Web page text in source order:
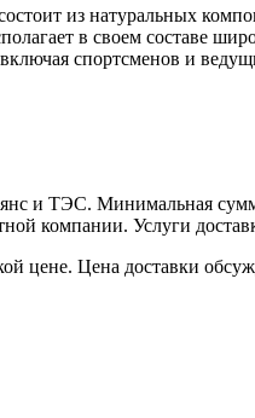
из натуральных
в своем составе
спортсменов и
и ТЭС. Минимальная сумма
компании. Услуги
Цена доставки